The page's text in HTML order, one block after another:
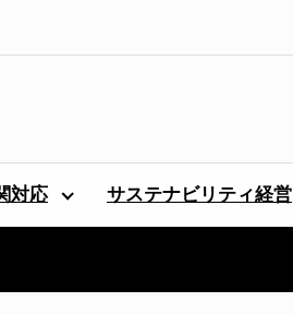
対応 サステナビリティ経営